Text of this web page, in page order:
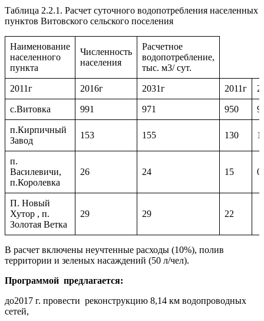
Таблица 2.2.1. Расчет суточного водопотребления населенных
пунктов Витовского сельского поселения
Наименование
населенного
пункта
Численность
населения
Расчетное
водопотребление,
тыс. м3/ сут.
2011г 2016г 2031г 2011г
с.Витовка 991 971 950
п.Кирпичный
Завод
153 155 130
п.
Василевичи,
п.Королевка
26 24 15
П. Новый
Хутор , п.
Золотая Ветка
29 29 22
В расчет включены неучтенные расходы (10%), полив
территории и зеленых насаждений (50 л/чел).
Программой предлагается:
до2017 г. провести реконструкцию 8,14 км водопроводных
сетей,